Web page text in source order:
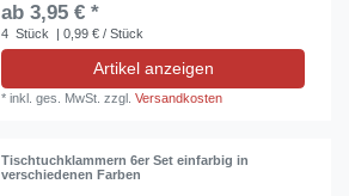
ab 3,95 € *
4 Stück | 0,99 € / Stück
Artikel anzeigen
*inkl. ges. MwSt. zzgl.Versandkosten
Tischtuchklammern 6er Set einfarbig in
verschiedenen Farben